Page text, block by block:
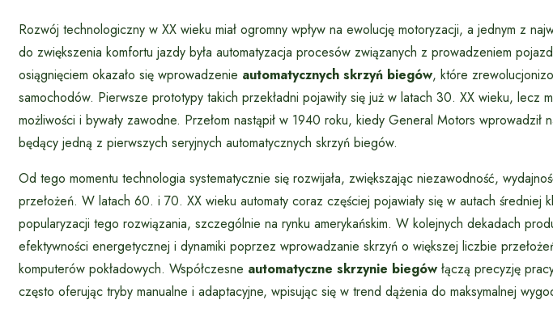
Rozwój technologiczny w XX wieku miał ogromny wpływ na ewolucję motoryzacji, a jednym z
do zwiększenia komfortu jazdy była automatyzacja procesów związanych z prowadzeniem
osiągnięciem okazało się wprowadzenie automatycznych skrzyń biegów, które
samochodów. Pierwsze prototypy takich przekładni pojawiły się już w latach 30. XX wieku, lecz
możliwości i bywały zawodne. Przełom nastąpił w 1940 roku, kiedy General Motors wprowadził
będący jedną z pierwszych seryjnych automatycznych skrzyń biegów.
Od tego momentu technologia systematycznie się rozwijała, zwiększając niezawodność,
przełożeń. W latach 60. i 70. XX wieku automaty coraz częściej pojawiały się w autach średniej
popularyzacji tego rozwiązania, szczególnie na rynku amerykańskim. W kolejnych dekadach
efektywności energetycznej i dynamiki poprzez wprowadzanie skrzyń o większej liczbie
komputerów pokładowych. Współczesne automatyczne skrzynie biegów łączą precyzję
często oferując tryby manualne i adaptacyjne, wpisując się w trend dążenia do maksymalnej